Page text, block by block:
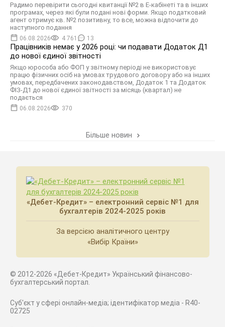
Радимо перевірити сьогодні квитанції №2 в Е-кабінеті та в інших
програмах, через які були подані нові форми. Якщо податковий
агент отримує кв. №2 позитивну, то все, можна відпочити до
наступного подання
06.08.2026 4 761 13
Працівників немає у 2026 році: чи подавати Додаток Д1
до нової єдиної звітності
Якщо юрособа або ФОП у звітному періоді не використовує
працю фізичних осіб на умовах трудового договору або на інших
умовах, передбачених законодавством, Додаток 1 та Додаток
ФІЗ-Д1 до нової єдиної звітності за місяць (квартал) не
подається
06.08.2026 370
Більше новин
«Дебет-Кредит» – електронний сервіс №1 для
бухгалтерів 2024-2025 років
За версією аналітичного центру
«Вибір Країни»
© 2012-2026 «Дебет-Кредит» Український фінансово-
бухгалтерський портал.
Суб'єкт у сфері онлайн-медіа; ідентифікатор медіа - R40-
02725